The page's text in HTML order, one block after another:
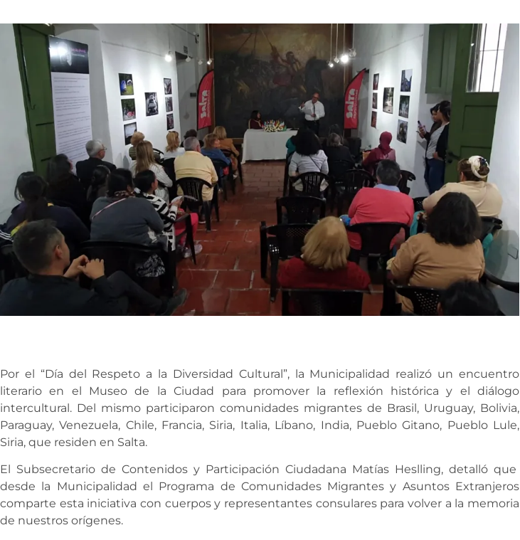
Por el “Día del Respeto a la Diversidad Cultural”, la Municipalidad realizó un encuentro
literario en el Museo de la Ciudad para promover la reflexión histórica y el diálogo
intercultural. Del mismo participaron comunidades migrantes de Brasil, Uruguay, Bolivia,
Paraguay, Venezuela, Chile, Francia, Siria, Italia, Líbano, India, Pueblo Gitano, Pueblo Lule,
Siria, que residen en Salta.
El Subsecretario de Contenidos y Participación Ciudadana Matías Heslling, detalló que
desde la Municipalidad el Programa de Comunidades Migrantes y Asuntos Extranjeros
comparte esta iniciativa con cuerpos y representantes consulares para volver a la memoria
de nuestros orígenes.